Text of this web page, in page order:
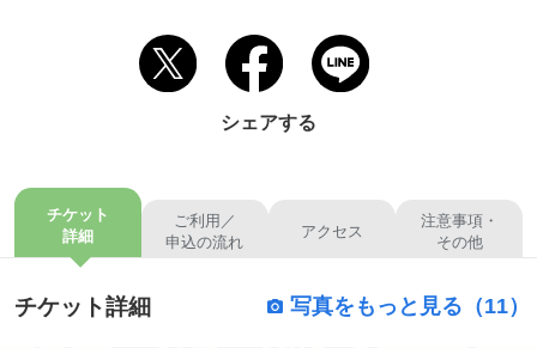
シェアする
チケット
詳細
ご利用／
申込の流れ
アクセス
注意事項・
その他
チケット詳細 写真をもっと見る（11）